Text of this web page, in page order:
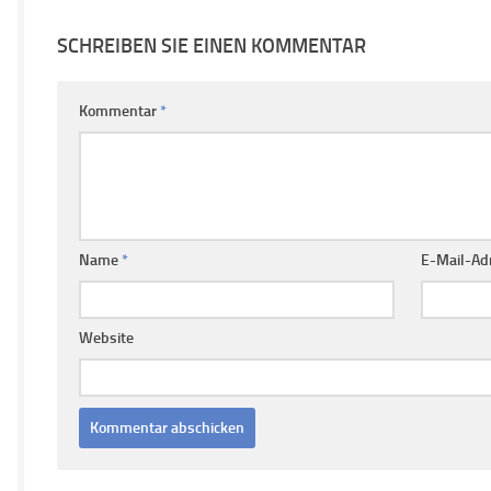
SCHREIBEN SIE EINEN KOMMENTAR
Kommentar *
Name * E-Mail-
Website